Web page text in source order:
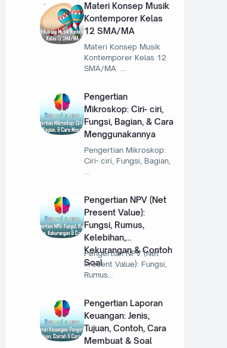
Materi Konsep Musik
Kontemporer Kelas
12 SMA/MA
Materi Konsep Musik
Kontemporer Kelas 12
SMA/MA …
Pengertian
Mikroskop: Ciri- ciri,
Fungsi, Bagian, & Cara
Menggunakannya
Pengertian Mikroskop:
Ciri- ciri, Fungsi, Bagian,
Pengertian NPV (Net
Present Value):
Fungsi, Rumus,
Kelebihan,
Kekurangan & Contoh
Soal
Pengertian NPV (Net
Present Value): Fungsi,
Rumus…
Pengertian Laporan
Keuangan: Jenis,
Tujuan, Contoh, Cara
Membuat & Soal